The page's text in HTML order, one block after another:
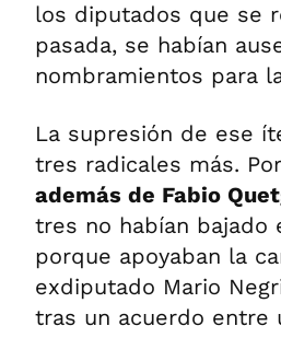
los diputados que se
pasada, se habían
nombramientos para
La supresión de ese
tres radicales más.
además de Fabio
tres no habían bajado
porque apoyaban la
exdiputado Mario
tras un acuerdo entre